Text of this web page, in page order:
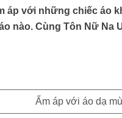
áp với những chiếc áo
nào. Cùng Tôn Nữ Na